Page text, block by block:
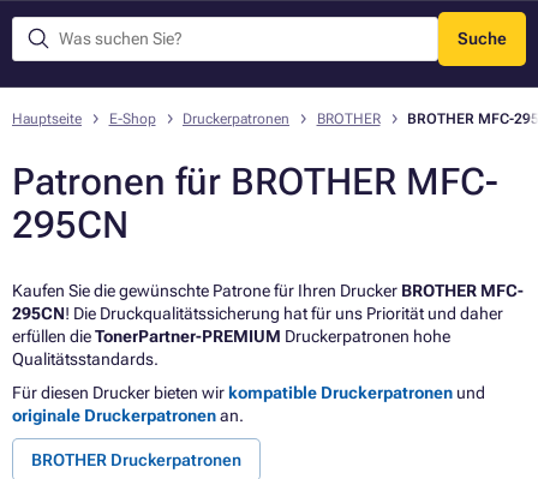
Suche
Menü
Hauptseite E-Shop Druckerpatronen BROTHER BROTHER MFC-
Patronen für BROTHER MFC-
295CN
Kaufen Sie die gewünschte Patrone für Ihren Drucker BROTHER MFC-
295CN! Die Druckqualitätssicherung hat für uns Priorität und daher
erfüllen dieTonerPartner-PREMIUM Druckerpatronen hohe
Qualitätsstandards.
Für diesen Drucker bieten wir kompatible Druckerpatronen und
originale Druckerpatronenan.
BROTHER Druckerpatronen